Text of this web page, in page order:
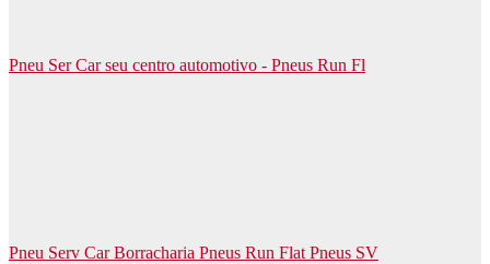
Pneu Ser Car seu centro automotivo - Pneus Run Fl
Pneu Serv Car Borracharia Pneus Run Flat Pneus SV